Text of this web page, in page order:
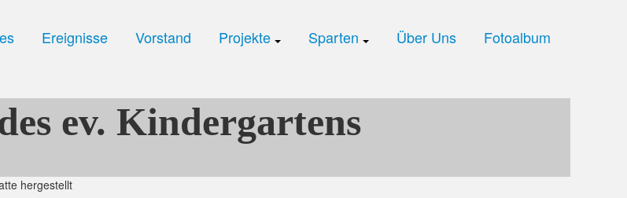
Ereignisse Vorstand Projekte Sparten Über Uns Fotoalbum
ev. Kindergartens
hergestellt